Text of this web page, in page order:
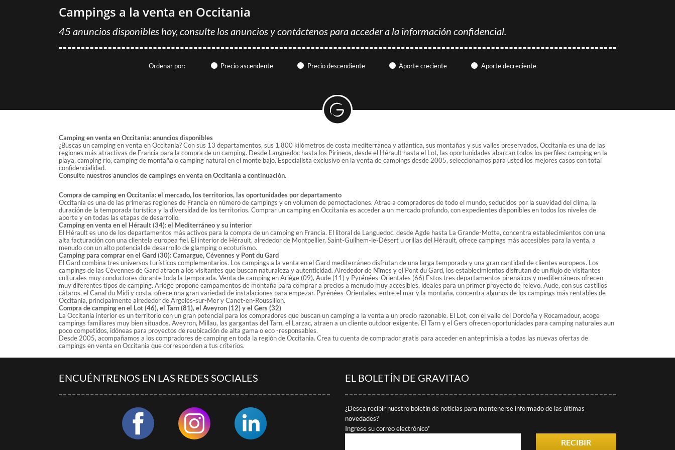
Campings a la venta en Occitania
45 anuncios disponibles hoy, consulte los anuncios y contáctenos para acceder a la información confidencial.
Ordenar por: Precio ascendente Precio descendiente Aporte creciente Aporte decreciente
Camping en venta en Occitania: anuncios disponibles
¿Buscas un camping en venta en Occitania? Con sus 13 departamentos, sus 1.800 kilómetros de costa mediterránea y atlántica, sus montañas y sus valles preservados, Occitania es una de las
regiones más atractivas de Francia para la compra de un camping. Desde Languedoc hasta los Pirineos, desde el Hérault hasta el Lot, las oportunidades abarcan todos los perfiles: camping en la
playa, camping río, camping de montaña o camping natural en el monte bajo. Especialista exclusivo en la venta de campings desde 2005, seleccionamos para usted los mejores casos con total
confidencialidad.
Consulte nuestros anuncios de campings en venta en Occitania a continuación.
Compra de camping en Occitania: el mercado, los territorios, las oportunidades por departamento
Occitania es una de las primeras regiones de Francia en número de campings y en volumen de pernoctaciones. Atrae a compradores de todo el mundo, seducidos por la suavidad del clima, la
duración de la temporada turística y la diversidad de los territorios. Comprar un camping en Occitania es acceder a un mercado profundo, con expedientes disponibles en todos los niveles de
aporte y en todas las etapas de desarrollo.
Camping en venta en el Hérault (34): el Mediterráneo y su interior
El Hérault es uno de los departamentos más activos para la compra de un camping en Francia. El litoral de Languedoc, desde Agde hasta La Grande-Motte, concentra establecimientos con una
alta facturación con una clientela europea fiel. El interior de Hérault, alrededor de Montpellier, Saint-Guilhem-le-Désert u orillas del Hérault, ofrece campings más accesibles para la venta, a
menudo con un alto potencial de desarrollo de glamping o ecoturismo.
Camping para comprar en el Gard (30): Camargue, Cévennes y Pont du Gard
El Gard combina tres universos turísticos complementarios. Los campings a la venta en el Gard mediterráneo disfrutan de una larga temporada y una gran cantidad de clientes europeos. Los
campings de las Cévennes de Gard atraen a los visitantes que buscan naturaleza y autenticidad. Alrededor de Nîmes y el Pont du Gard, los establecimientos disfrutan de un flujo de visitantes
culturales muy conductores durante toda la temporada. Venta de camping en Ariège (09), Aude (11) y Pyrénées-Orientales (66) Estos tres departamentos pirenaicos y mediterráneos ofrecen
muy diferentes tipos de camping. Ariège propone campamentos de montaña para comprar a precios a menudo muy accesibles, ideales para un primer proyecto de relevo. Aude, con sus castillos
cátaros, el Canal du Midi y costa, ofrece una gran variedad de instalaciones para empezar. Pyrénées-Orientales, entre el mar y la montaña, concentra algunos de los campings más rentables de
Occitania, principalmente alrededor de Argelès-sur-Mer y Canet-en-Roussillon.
Compra de camping en el Lot (46), el Tarn (81), el Aveyron (12) y el Gers (32)
La Occitania interior es un territorio con un gran potencial para los compradores que buscan un camping a la venta a un precio razonable. El Lot, con el valle del Dordoña y Rocamadour, acoge
campings familiares muy bien situados. Aveyron, Millau, las gargantas del Tarn, el Larzac, atraen a un cliente outdoor exigente. El Tarn y el Gers ofrecen oportunidades para camping naturales aun
poco competidos, idóneas para proyectos de reubicación de alta gama o eco -responsables.
Desde 2005, acompañamos a los compradores de camping en toda la región de Occitania. Crea tu cuenta de comprador gratis para acceder en anteprimisia a todas las nuevas ofertas de
campings en venta en Occitania que corresponden a tus criterios.
ENCUÉNTRENOS EN LAS REDES SOCIALES EL BOLETÍN DE GRAVITAO
¿Desea recibir nuestro boletín de noticias para mantenerse informado de las últimas
novedades?
Ingrese su correo electrónico*
RECIBIR